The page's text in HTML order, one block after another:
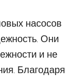
насосов
Они
и не
Благодаря